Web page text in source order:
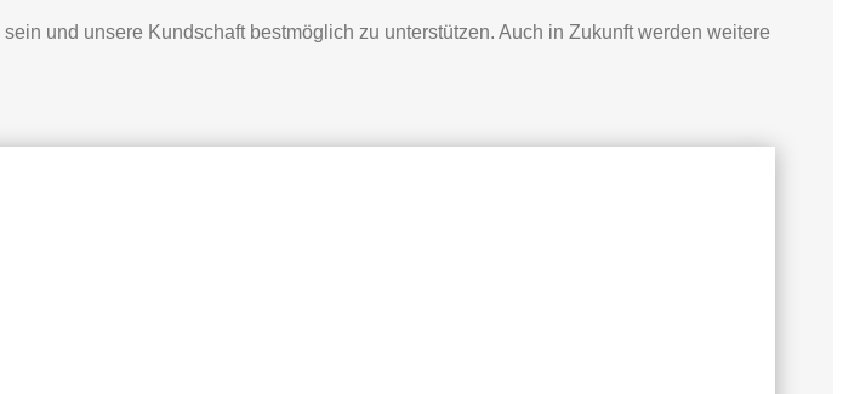
und unsere Kundschaft bestmöglich zu unterstützen. Auch in Zukunft werden weitere